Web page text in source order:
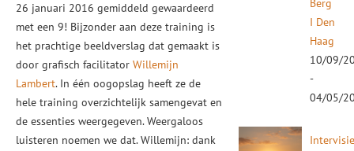
26 januari 2016 gemiddeld gewaardeerd
met een 9! Bijzonder aan deze training is
het prachtige beeldverslag dat gemaakt is
door grafisch facilitator Willemijn
Lambert. In één oogopslag heeft ze de
hele training overzichtelijk samengevat en
de essenties weergegeven. Weergaloos
luisteren noemen we dat. Willemijn: dank
Berg
I Den
Haag
10/09/
-
04/05/